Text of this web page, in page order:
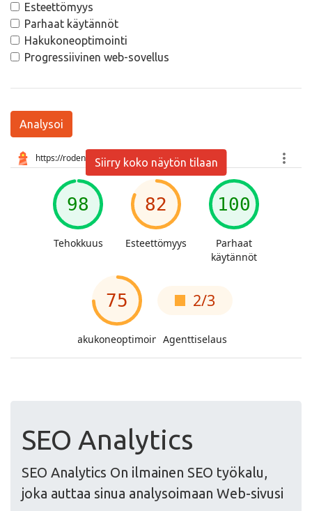
Esteettömyys
Parhaat käytännöt
Hakukoneoptimointi
Progressiivinen web-sovellus
Analysoi
Siirry koko näytön tilaan
SEO Analytics
SEO Analytics On ilmainen SEO työkalu,
joka auttaa sinua analysoimaan Web-sivusi